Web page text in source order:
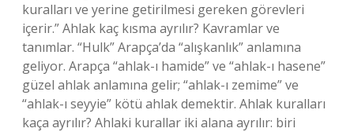
kuralları ve yerine getirilmesi gereken görevleri
içerir.” Ahlak kaç kısma ayrılır? Kavramlar ve
tanımlar. “Hulk” Arapça’da “alışkanlık” anlamına
geliyor. Arapça “ahlak-ı hamide” ve “ahlak-ı hasene”
güzel ahlak anlamına gelir; “ahlak-ı zemime” ve
“ahlak-ı seyyie” kötü ahlak demektir. Ahlak kuralları
kaça ayrılır? Ahlaki kurallar iki alana ayrılır: biri